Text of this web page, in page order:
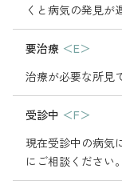
くと病気の発見が
要治療 ＜E＞
治療が必要な所見
受診中 ＜F＞
現在受診中の病気
にご相談ください。